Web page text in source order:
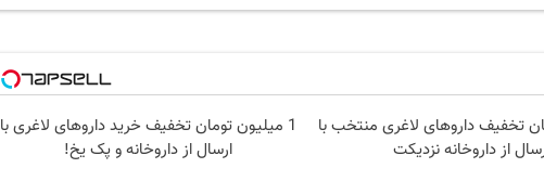
تخفیف داروهای لاغری منتخب با
از داروخانه نزدیکت
1 میلیون تومان تخفیف خرید داروهای لاغری با
ارسال از داروخانه و پک یخ!